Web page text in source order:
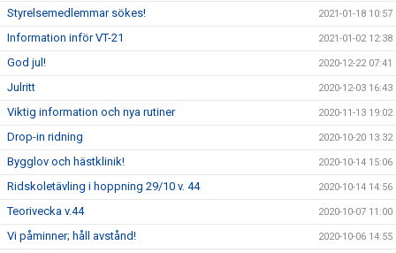
Styrelsemedlemmar sökes! 2021-01-18 10:57
Information inför VT-21 2021-01-02 12:38
God jul! 2020-12-22 07:41
Julritt 2020-12-03 16:43
Viktig information och nya rutiner 2020-11-13 19:02
Drop-in ridning 2020-10-20 13:32
Bygglov och hästklinik! 2020-10-14 15:06
Ridskoletävling i hoppning 29/10 v. 44 2020-10-14 14:56
Teorivecka v.44 2020-10-07 11:00
Vi påminner; håll avstånd! 2020-10-06 14:55